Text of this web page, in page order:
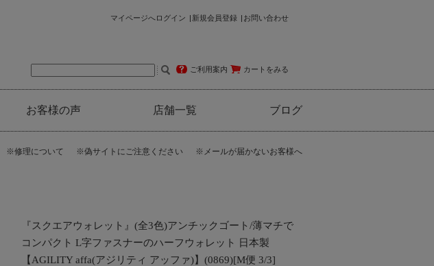
マイページへログイン 新規会員登録 お問い合わせ
ご利用案内 カートをみる
お客様の声 店舗一覧 ブログ
※修理について ※偽サイトにご注意ください ※メールが届かないお客様へ
『スクエアウォレット』(全3色)アンチックゴート/薄マチで
コンパクト L字ファスナーのハーフウォレット 日本製
【AGILITY affa(アジリティ アッファ)】(0869)[M便 3/3]